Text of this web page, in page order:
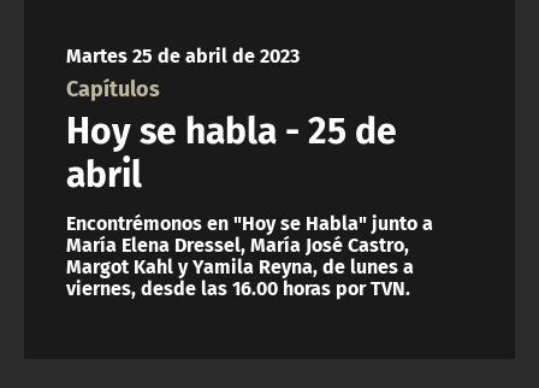
Martes 25 de abril de 2023
Capítulos
Hoy se habla - 25 de
abril
Encontrémonos en "Hoy se Habla" junto a
María Elena Dressel, María José Castro,
Margot Kahl y Yamila Reyna, de lunes a
viernes, desde las 16.00 horas por TVN.